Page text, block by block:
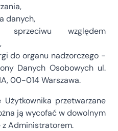
danych,
sprzeciwu względem
do organu nadzorczego -
Danych Osobowych ul.
00-014 Warszawa.
przetwarzane
ją wycofać w dowolnym
z Administratorem.